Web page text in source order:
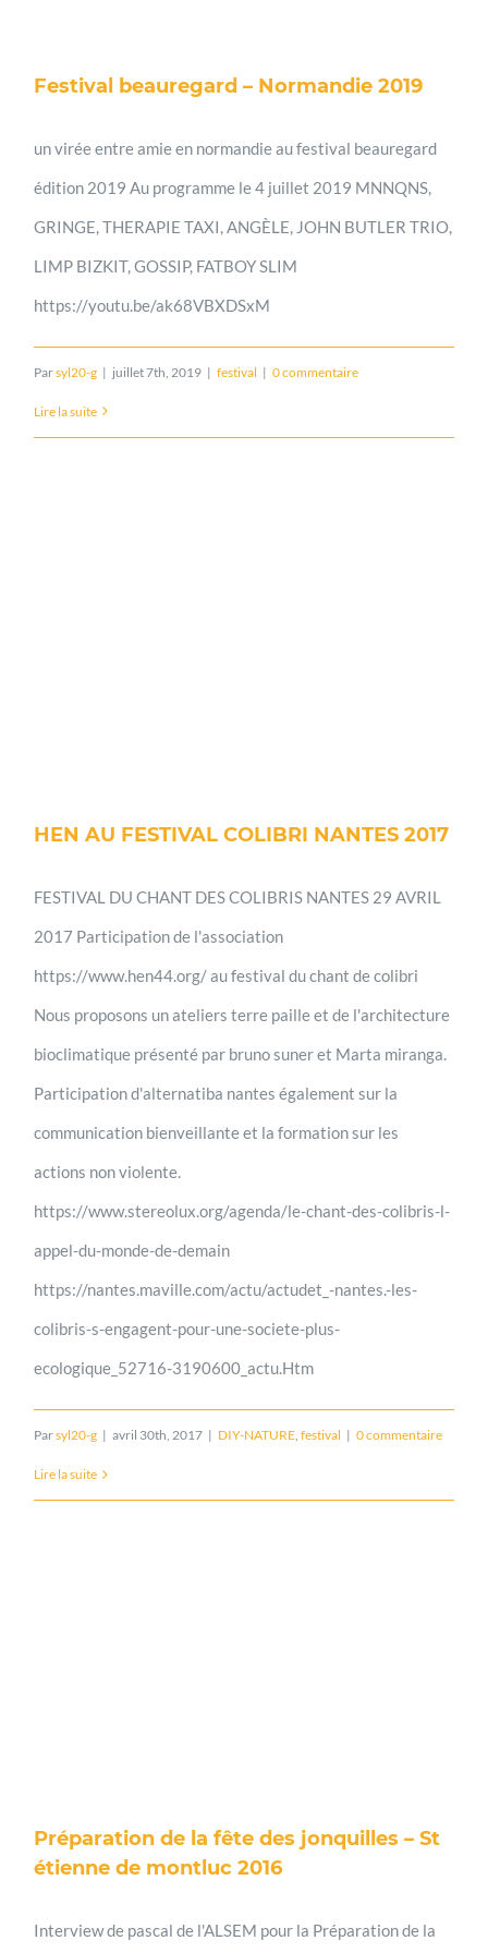
Festival beauregard – Normandie 2019
un virée entre amie en normandie au festival beauregard
édition 2019 Au programme le 4 juillet 2019 MNNQNS,
GRINGE, THERAPIE TAXI, ANGÈLE, JOHN BUTLER TRIO,
LIMP BIZKIT, GOSSIP, FATBOY SLIM
https://youtu.be/ak68VBXDSxM
Parsyl20-g | juillet 7th, 2019 | festival | 0 commentaire
Lire la suite
HEN AU FESTIVAL COLIBRI NANTES 2017
FESTIVAL DU CHANT DES COLIBRIS NANTES 29 AVRIL
2017 Participation de l'association
https://www.hen44.org/ au festival du chant de colibri
Nous proposons un ateliers terre paille et de l'architecture
bioclimatique présenté par bruno suner et Marta miranga.
Participation d'alternatiba nantes également sur la
communication bienveillante et la formation sur les
actions non violente.
https://www.stereolux.org/agenda/le-chant-des-colibris-l-
appel-du-monde-de-demain
https://nantes.maville.com/actu/actudet_-nantes.-les-
colibris-s-engagent-pour-une-societe-plus-
ecologique_52716-3190600_actu.Htm
Parsyl20-g | avril 30th, 2017 | DIY-NATURE,festival | 0 commentaire
Lire la suite
Préparation de la fête des jonquilles – St
étienne de montluc 2016
Interview de pascal de l'ALSEM pour la Préparation de la